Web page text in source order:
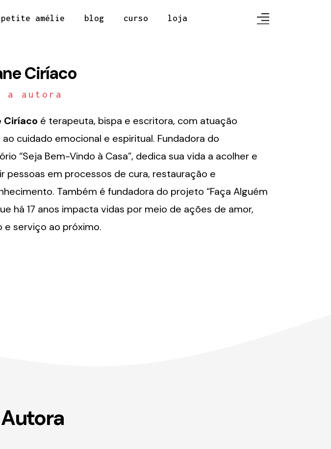
petite amélie blog curso
loja
Ciríaco
a autora
Ciríaco é terapeuta, bispa e escritora, com atuação
cuidado emocional e espiritual. Fundadora do
“Seja Bem-Vindo à Casa”, dedica sua vida a acolher e
pessoas em processos de cura, restauração e
Também é fundadora do projeto “Faça Alguém
há 17 anos impacta vidas por meio de ações de amor,
e serviço ao próximo.